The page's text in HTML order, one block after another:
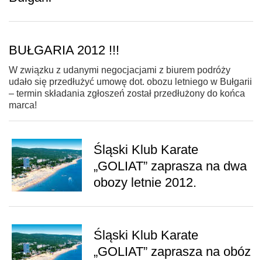
BUŁGARIA 2012 !!!
W związku z udanymi negocjacjami z biurem podróży
udało się przedłużyć umowę dot. obozu letniego w Bułgarii
– termin składania zgłoszeń został przedłużony do końca
marca!
Śląski Klub Karate
„GOLIAT” zaprasza na dwa
obozy letnie 2012.
Śląski Klub Karate
„GOLIAT” zaprasza na obóz